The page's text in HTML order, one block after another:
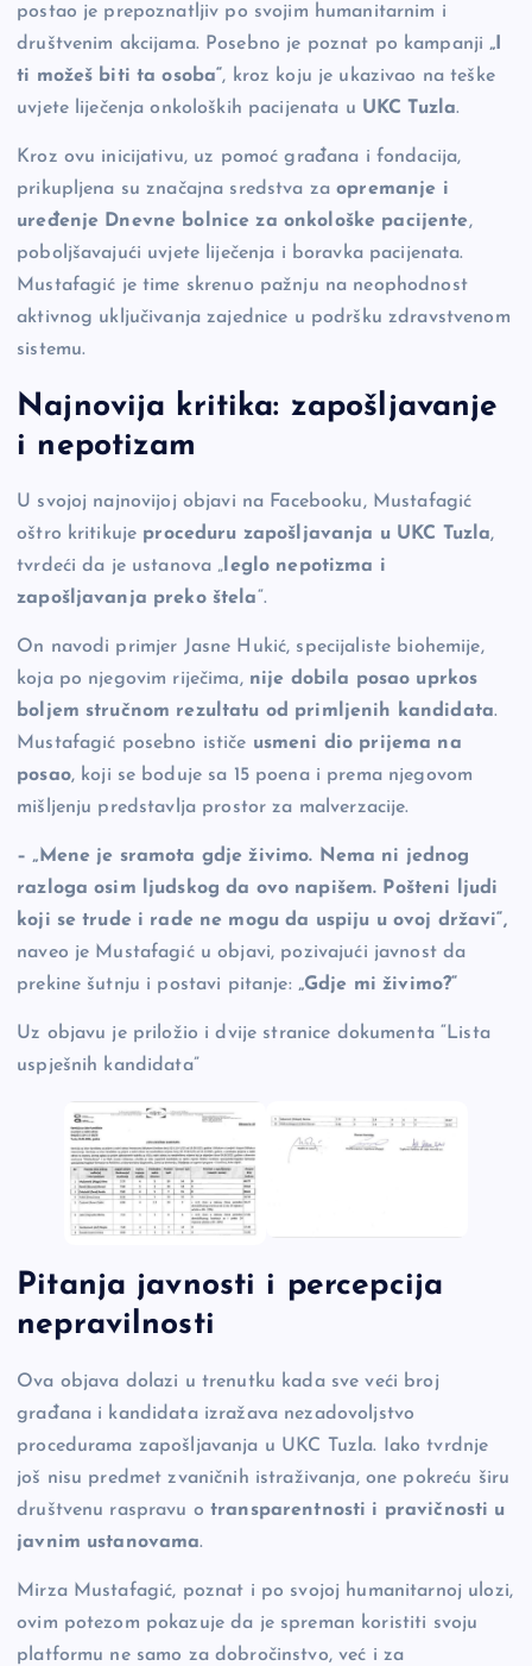
postao je prepoznatljiv po svojim humanitarnim i
društvenim akcijama. Posebno je poznat po kampanji „I
ti možeš biti ta osoba“, kroz koju je ukazivao na teške
uvjete liječenja onkoloških pacijenata u UKC Tuzla.
Kroz ovu inicijativu, uz pomoć građana i fondacija,
prikupljena su značajna sredstva zaopremanje i
uređenje Dnevne bolnice za onkološke pacijente,
poboljšavajući uvjete liječenja i boravka pacijenata.
Mustafagić je time skrenuo pažnju na neophodnost
aktivnog uključivanja zajednice u podršku zdravstvenom
sistemu.
Najnovija kritika: zapošljavanje
i nepotizam
U svojoj najnovijoj objavi na Facebooku, Mustafagić
oštro kritikuje proceduru zapošljavanja u UKC Tuzla,
tvrdeći da je ustanova „ leglo nepotizma i
zapošljavanja preko štela“.
On navodi primjer Jasne Hukić, specijaliste biohemije,
koja po njegovim riječima, nije dobila posao uprkos
boljem stručnom rezultatu od primljenih kandidata.
Mustafagić posebno ističe usmeni dio prijema na
posao, koji se boduje sa 15 poena i prema njegovom
mišljenju predstavlja prostor za malverzacije.
– „Mene je sramota gdje živimo. Nema ni jednog
razloga osim ljudskog da ovo napišem. Pošteni ljudi
koji se trude i rade ne mogu da uspiju u ovoj državi“,
naveo je Mustafagić u objavi, pozivajući javnost da
prekine šutnju i postavi pitanje: „Gdje mi živimo?“
Uz objavu je priložio i dvije stranice dokumenta “Lista
uspješnih kandidata”
Pitanja javnosti i percepcija
nepravilnosti
Ova objava dolazi u trenutku kada sve veći broj
građana i kandidata izražava nezadovoljstvo
procedurama zapošljavanja u UKC Tuzla. Iako tvrdnje
još nisu predmet zvaničnih istraživanja, one pokreću širu
društvenu raspravu otransparentnosti i pravičnosti u
javnim ustanovama.
Mirza Mustafagić, poznat i po svojoj humanitarnoj ulozi,
ovim potezom pokazuje da je spreman koristiti svoju
platformu ne samo za dobročinstvo, već i za